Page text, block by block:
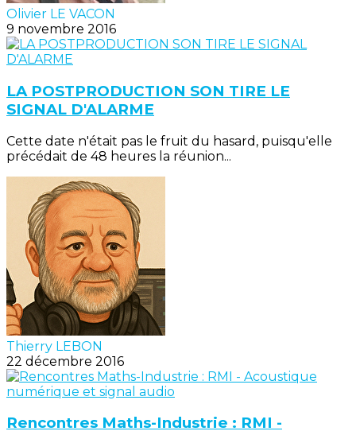
Olivier LE VACON
9 novembre 2016
LA POSTPRODUCTION SON TIRE LE
SIGNAL D'ALARME
Cette date n'était pas le fruit du hasard, puisqu'elle
précédait de 48 heures la réunion...
Thierry LEBON
22 décembre 2016
Rencontres Maths-Industrie : RMI -